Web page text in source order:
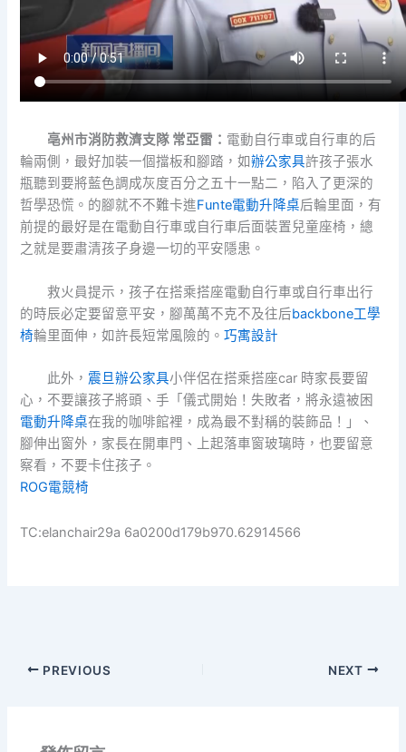
亳州市消防救濟支隊 常亞雷： 電動自行車或自行車的后
輪兩側，最好加裝一個擋板和腳踏，如辦公家具許孩子張水
瓶聽到要將藍色調成灰度百分之五十一點二，陷入了更深的
哲學恐慌。的腳就不不難卡進Funte電動升降桌后輪里面，有
前提的最好是在電動自行車或自行車后面裝置兒童座椅，總
之就是要肅清孩子身邊一切的平安隱患。
救火員提示，孩子在搭乘搭座電動自行車或自行車出行
的時辰必定要留意平安，腳萬萬不克不及往后backbone工學
椅輪里面伸，如許長短常風險的。巧寓設計
此外， 震旦辦公家具小伴侶在搭乘搭座car 時家長要留
心，不要讓孩子將頭、手「儀式開始！失敗者，將永遠被困
電動升降桌在我的咖啡館裡，成為最不對稱的裝飾品！」、
腳伸出窗外，家長在開車門、上起落車窗玻璃時，也要留意
察看，不要卡住孩子。
ROG電競椅
TC:elanchair29a 6a0200d179b970.62914566
PREVIOUS NEXT